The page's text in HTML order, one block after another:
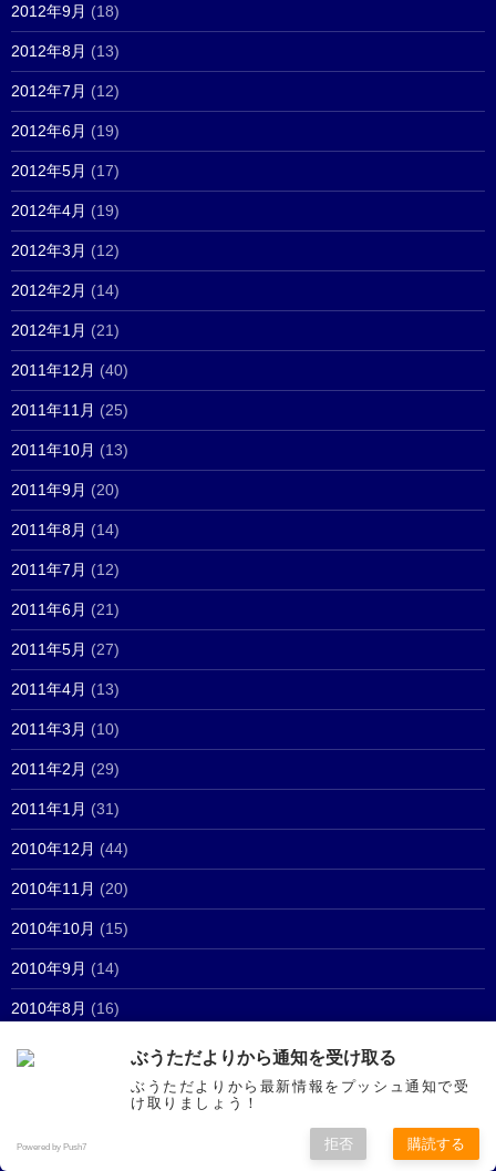
2012年9月 (18)
2012年8月 (13)
2012年7月 (12)
2012年6月 (19)
2012年5月 (17)
2012年4月 (19)
2012年3月 (12)
2012年2月 (14)
2012年1月 (21)
2011年12月 (40)
2011年11月 (25)
2011年10月 (13)
2011年9月 (20)
2011年8月 (14)
2011年7月 (12)
2011年6月 (21)
2011年5月 (27)
2011年4月 (13)
2011年3月 (10)
2011年2月 (29)
2011年1月 (31)
2010年12月 (44)
2010年11月 (20)
2010年10月 (15)
2010年9月 (14)
2010年8月 (16)
2010年7月 ぶうただよりから通知を受け取る
ぶうただよりから最新情報をプッシュ通知で受
け取りましょう！
Powered by Push7 拒否 購読する